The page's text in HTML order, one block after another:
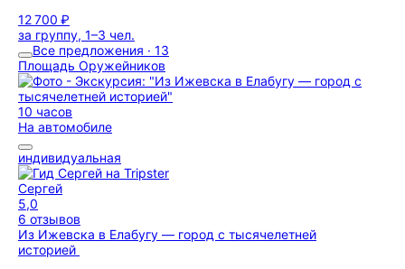
12 700 ₽
за группу, 1–3 чел.
Все предложения · 13
Площадь Оружейников
10 часов
На автомобиле
индивидуальная
Сергей
5,0
6 отзывов
Из Ижевска в Елабугу — город с тысячелетней
историей